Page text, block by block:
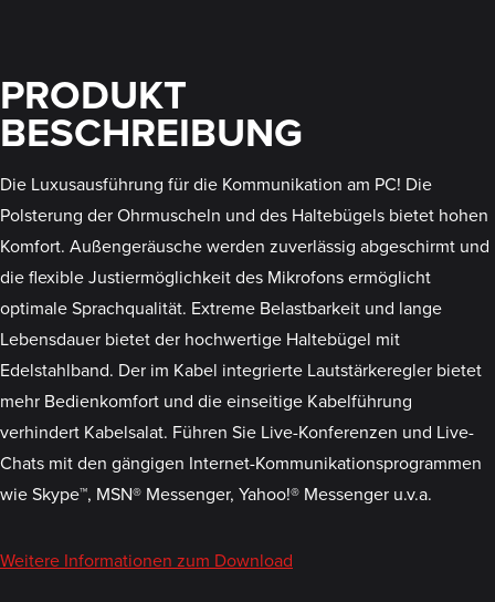
PRODUKT
BESCHREIBUNG
Die Luxusausführung für die Kommunikation am PC! Die
Polsterung der Ohrmuscheln und des Haltebügels bietet hohen
Komfort. Außengeräusche werden zuverlässig abgeschirmt und
die flexible Justiermöglichkeit des Mikrofons ermöglicht
optimale Sprachqualität. Extreme Belastbarkeit und lange
Lebensdauer bietet der hochwertige Haltebügel mit
Edelstahlband. Der im Kabel integrierte Lautstärkeregler bietet
mehr Bedienkomfort und die einseitige Kabelführung
verhindert Kabelsalat. Führen Sie Live-Konferenzen und Live-
Chats mit den gängigen Internet-Kommunikationsprogrammen
wie Skype™, MSN® Messenger, Yahoo!® Messenger u.v.a.
Weitere Informationen zum Download